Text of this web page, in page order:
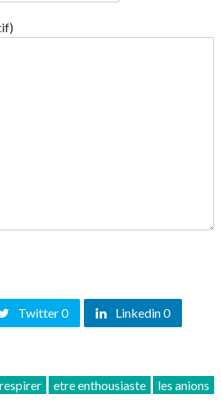
Twitter 0 Linkedin 0
etre enthousiaste les anions